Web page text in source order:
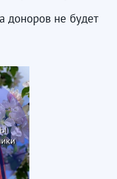
доноров не будет